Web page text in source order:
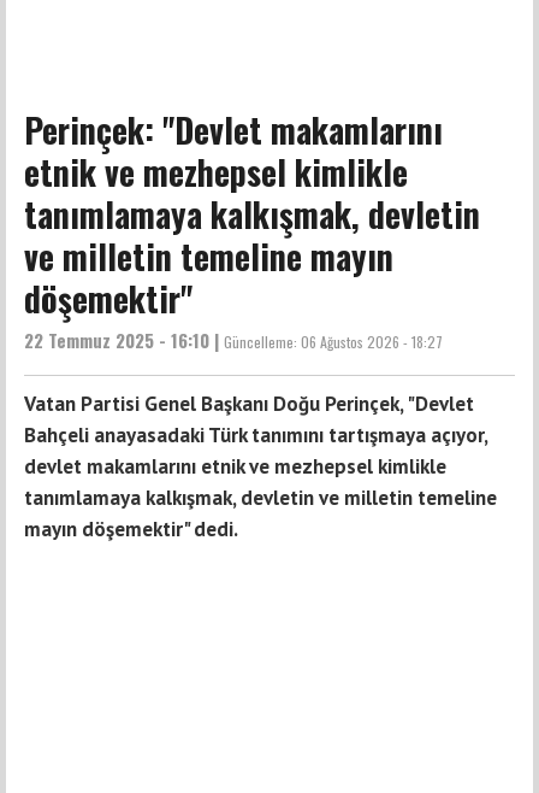
Perinçek: "Devlet makamlarını
etnik ve mezhepsel kimlikle
tanımlamaya kalkışmak, devletin
ve milletin temeline mayın
döşemektir"
22 Temmuz 2025 - 16:10 | Güncelleme: 06 Ağustos 2026 - 18:27
Vatan Partisi Genel Başkanı Doğu Perinçek, "Devlet
Bahçeli anayasadaki Türk tanımını tartışmaya açıyor,
devlet makamlarını etnik ve mezhepsel kimlikle
tanımlamaya kalkışmak, devletin ve milletin temeline
mayın döşemektir" dedi.